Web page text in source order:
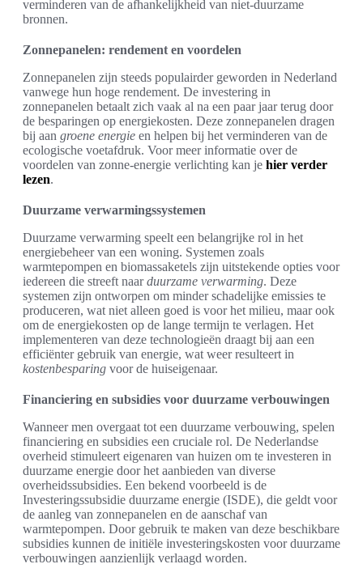
verminderen van de afhankelijkheid van niet-duurzame
bronnen.
Zonnepanelen: rendement en voordelen
Zonnepanelen zijn steeds populairder geworden in Nederland
vanwege hun hoge rendement. De investering in
zonnepanelen betaalt zich vaak al na een paar jaar terug door
de besparingen op energiekosten. Deze zonnepanelen dragen
bij aan groene energie en helpen bij het verminderen van de
ecologische voetafdruk. Voor meer informatie over de
voordelen van zonne-energie verlichting kan je hier verder
lezen.
Duurzame verwarmingssystemen
Duurzame verwarming speelt een belangrijke rol in het
energiebeheer van een woning. Systemen zoals
warmtepompen en biomassaketels zijn uitstekende opties voor
iedereen die streeft naarduurzame verwarming. Deze
systemen zijn ontworpen om minder schadelijke emissies te
produceren, wat niet alleen goed is voor het milieu, maar ook
om de energiekosten op de lange termijn te verlagen. Het
implementeren van deze technologieën draagt bij aan een
efficiënter gebruik van energie, wat weer resulteert in
kostenbesparing voor de huiseigenaar.
Financiering en subsidies voor duurzame verbouwingen
Wanneer men overgaat tot een duurzame verbouwing, spelen
financiering en subsidies een cruciale rol. De Nederlandse
overheid stimuleert eigenaren van huizen om te investeren in
duurzame energie door het aanbieden van diverse
overheidssubsidies. Een bekend voorbeeld is de
Investeringssubsidie duurzame energie (ISDE), die geldt voor
de aanleg van zonnepanelen en de aanschaf van
warmtepompen. Door gebruik te maken van deze beschikbare
subsidies kunnen de initiële investeringskosten voor duurzame
verbouwingen aanzienlijk verlaagd worden.